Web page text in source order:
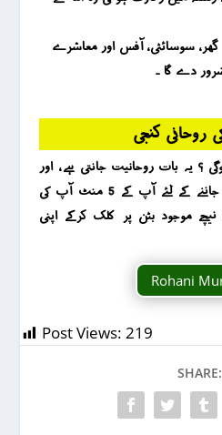
، سوسائٹی ، آفس اور معاشرے
روحانی کنجی
؟ یہ بات روحانیت جانتی ہے ، اور
روحانیت سے پریشانی کا حل جاننے کے لئے آپ کے 5 منٹ آپ کی
موجود بٹن پر کلک کرکے اپنی
Rohani
Post Views: 219
SHARE: